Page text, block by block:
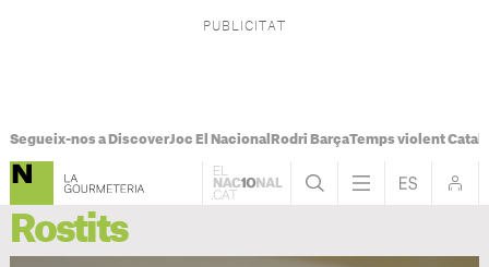
Segueix-nos a DiscoverJoc El Nacional Rodri BarçaTemps violent
Rostits